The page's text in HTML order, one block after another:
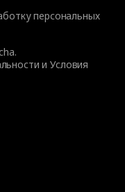
персональных
иУсловия